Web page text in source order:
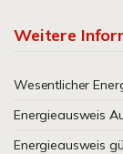
Weitere
Wesentlicher
Energieausweis
Energieausweis